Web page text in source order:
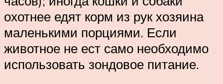
охотнее едят корм из рук хозяина
маленькими порциями. Если
животное не ест само необходимо
использовать зондовое питание.